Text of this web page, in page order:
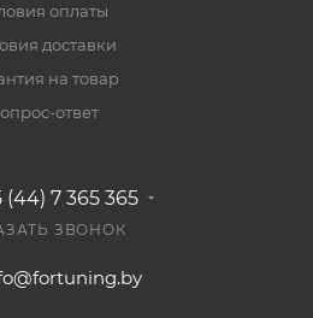
оплаты
доставки
на товар
ответ
(44) 7 365 365
ЗВОНОК